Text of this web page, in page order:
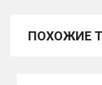
ПОХОЖИЕ